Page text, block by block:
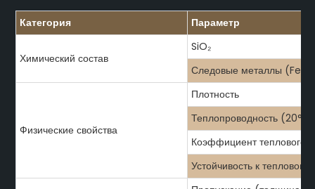
Категория Параметр
Химический состав
SiO₂
Следовые металлы (Fe,
Физические свойства
Плотность
Теплопроводность (20°C)
Коэффициент теплового
Устойчивость к тепловому